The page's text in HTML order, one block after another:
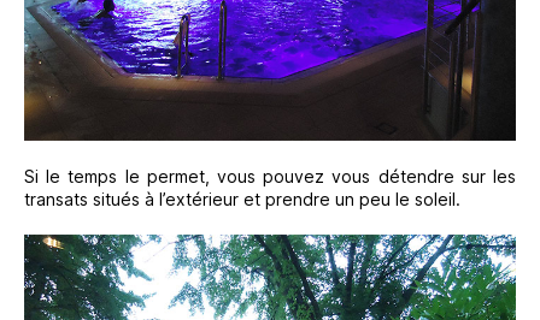
Si le temps le permet, vous pouvez vous détendre sur les
transats situés à l’extérieur et prendre un peu le soleil.